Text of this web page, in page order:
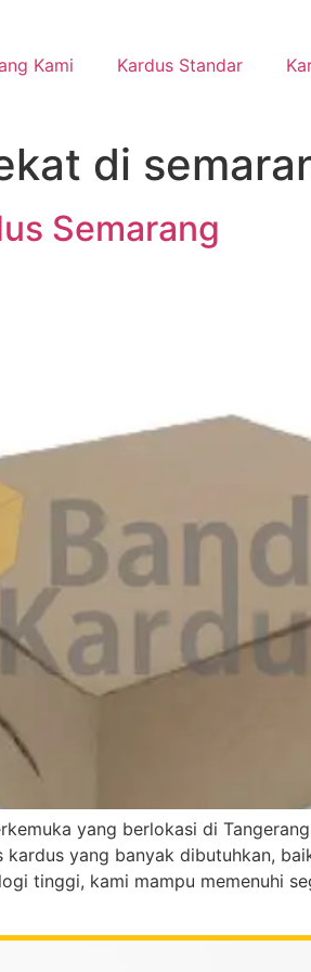
Kami Kardus Standar
di
Semarang
yang berlokasi di
yang banyak dibutuhkan,
tinggi, kami mampu memenuhi